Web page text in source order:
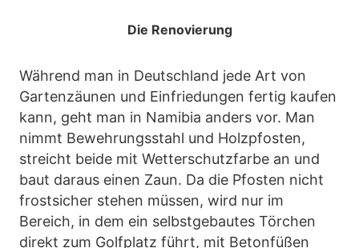
Die Renovierung
Während man in Deutschland jede Art von
Gartenzäunen und Einfriedungen fertig kaufen
kann, geht man in Namibia anders vor. Man
nimmt Bewehrungsstahl und Holzpfosten,
streicht beide mit Wetterschutzfarbe an und
baut daraus einen Zaun. Da die Pfosten nicht
frostsicher stehen müssen, wird nur im
Bereich, in dem ein selbstgebautes Törchen
direkt zum Golfplatz führt, mit Betonfüßen